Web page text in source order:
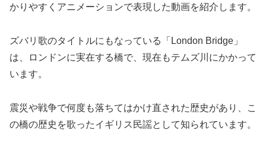
かりやすくアニメーションで表現した動画を紹介します。
ズバリ歌のタイトルにもなっている「London Bridge」
は、ロンドンに実在する橋で、現在もテムズ川にかかって
います。
震災や戦争で何度も落ちてはかけ直された歴史があり、こ
の橋の歴史を歌ったイギリス民謡として知られています。